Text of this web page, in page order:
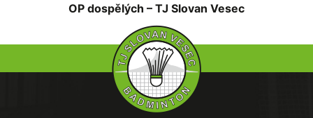
OP dospělých – TJ Slovan Vesec